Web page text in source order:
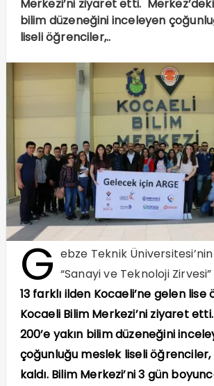
Merkezi’ni ziyaret etti. Merkez’deki
bilim düzeneğini inceleyen
liseli öğrenciler,..
G ebze Teknik
“Sanayi ve Teknoloji Zirvesi”
13 farklı ilden Kocaeli’ne gelen
Kocaeli Bilim Merkezi’ni ziyaret
200’e yakın bilim düzeneğini
çoğunluğu meslek liseli
kaldı. Bilim Merkezi’ni 3 gün